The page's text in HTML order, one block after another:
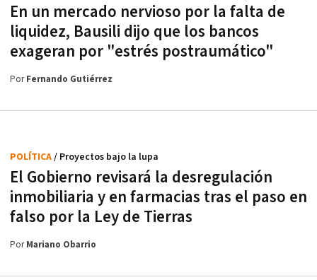
En un mercado nervioso por la falta de
liquidez, Bausili dijo que los bancos
exageran por "estrés postraumático"
PorFernando Gutiérrez
El Gobierno revisará la desregulación
inmobiliaria y en farmacias tras el paso en
falso por la Ley de Tierras
POLÍTICA/ Proyectos bajo la lupa
PorMariano Obarrio